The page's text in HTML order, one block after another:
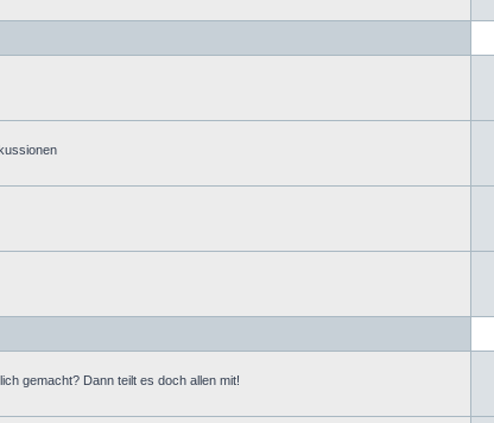
gemacht? Dann teilt es doch allen mit!